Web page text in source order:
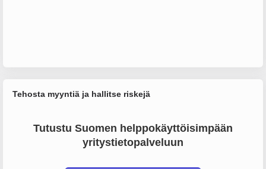
Tehosta myyntiä ja hallitse riskejä
Tutustu Suomen helppokäyttöisimpään
yritystietopalveluun